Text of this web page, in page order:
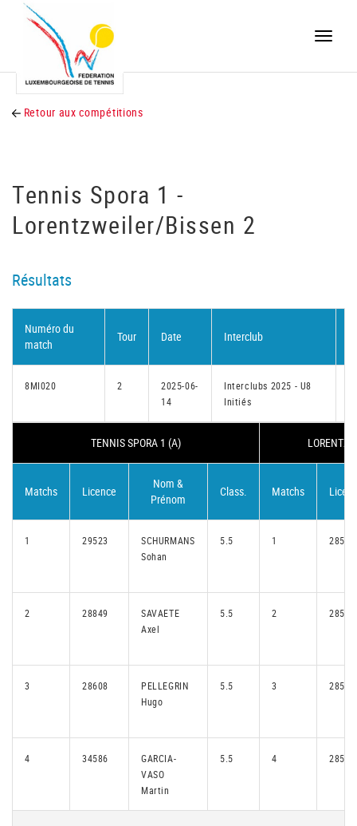
Toggle
Retour aux compétitions
Tennis Spora 1 -
Lorentzweiler/Bissen 2
Résultats
Numéro du
match
Tour Date Interclub
8MI020 2
2025-06-
14
Interclubs 2025 - U8
Initiés
TENNIS SPORA 1 (A)
Matchs Licence
Nom &
Prénom
Class. Matchs
1 29523
SCHURMANS
Sohan
5.5 1 28576
2 28849
SAVAETE
Axel
5.5 2 28585
3 28608
PELLEGRIN
Hugo
5.5 3 28585
4 34586
GARCIA-
VASO
Martin
5.5 4 28576